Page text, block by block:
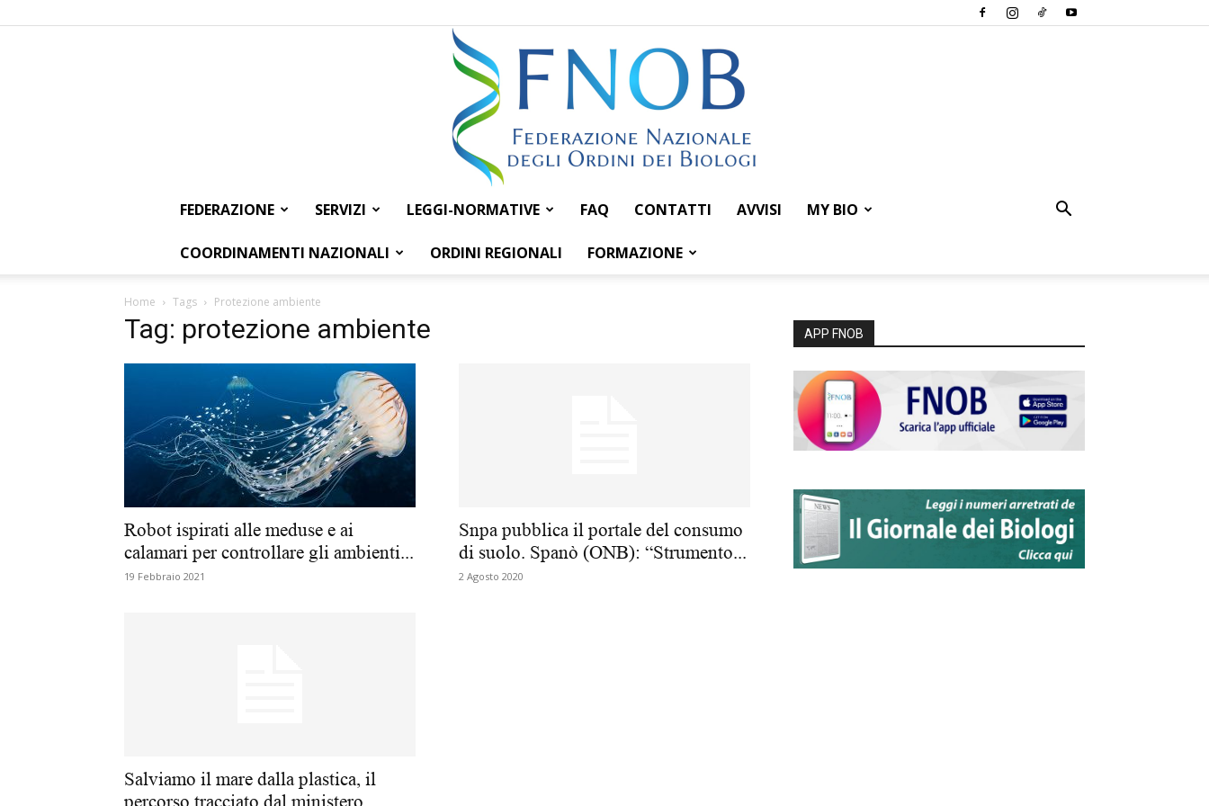
Federazione
FEDERAZIONE SERVIZI LEGGI-NORMATIVE FAQ CONTATTI AVVISI MY BIO
COORDINAMENTI NAZIONALI ORDINI REGIONALI FORMAZIONE
Home Tags Protezione ambiente
Tag: protezione ambiente
Robot ispirati alle meduse e ai
calamari per controllare gli ambienti...
19 Febbraio 2021
Snpa pubblica il portale del consumo
di suolo. Spanò (ONB): “Strumento...
2 Agosto 2020
Salviamo il mare dalla plastica, il
percorso tracciato dal ministero
APP FNOB